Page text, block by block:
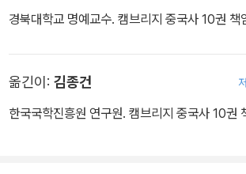
경북대학교 명예교수. 캠브리지 중국사 10권 책
옮긴이: 김종건
한국국학진흥원 연구원. 캠브리지 중국사 10권